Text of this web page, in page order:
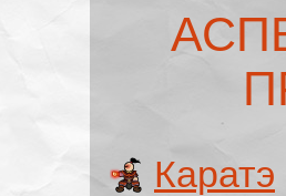
Каратэ